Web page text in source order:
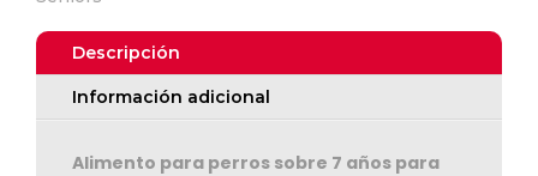
Descripción
Información adicional
Alimento para perros sobre 7 años para